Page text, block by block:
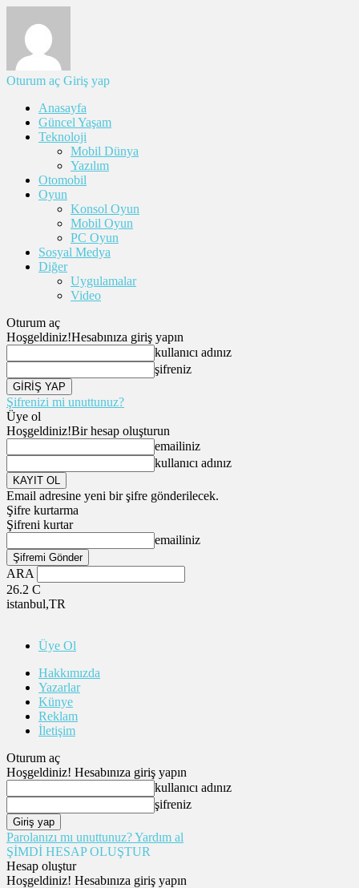
Oturum aç Giriş yap
Anasayfa
Güncel Yaşam
Teknoloji
Mobil Dünya
Yazılım
Otomobil
Oyun
Konsol Oyun
Mobil Oyun
PC Oyun
Sosyal Medya
Diğer
Uygulamalar
Video
Oturum aç
Hoşgeldiniz!Hesabınıza giriş yapın
kullanıcı adınız
şifreniz
Şifrenizi mi unuttunuz?
Üye ol
Hoşgeldiniz!Bir hesap oluşturun
emailiniz
kullanıcı adınız
Email adresine yeni bir şifre gönderilecek.
Şifre kurtarma
Şifreni kurtar
emailiniz
ARA
26.2 C
istanbul,TR
Üye Ol
Hakkımızda
Yazarlar
Künye
Reklam
İletişim
Oturum aç
Hoşgeldiniz! Hesabınıza giriş yapın
kullanıcı adınız
şifreniz
Parolanızı mı unuttunuz? Yardım al
ŞİMDİ HESAP OLUŞTUR
Hesap oluştur
Hoşgeldiniz! Hesabınıza giriş yapın